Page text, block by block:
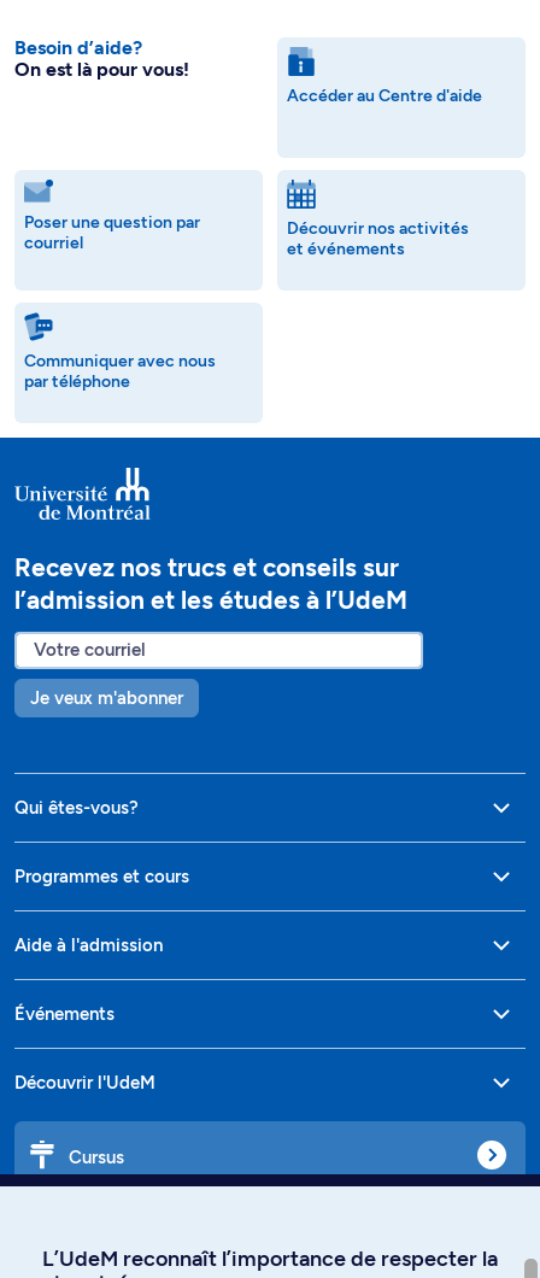
Besoin d’aide?
On est là pour vous!
Accéder au Centre d'aide
Poser une question par
courriel
Découvrir nos activités
et événements
Communiquer avec nous
par téléphone
Recevez nos trucs et conseils sur
l’admission et les études à l’UdeM
Je veux m'abonner
Qui êtes-vous?
Programmes et cours
Aide à l'admission
Événements
Découvrir l'UdeM
Cursus
L’UdeM reconnaît l’importance de respecter la